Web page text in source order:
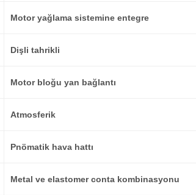
Motor yağlama sistemine entegre
Dişli tahrikli
Motor bloğu yan bağlantı
Atmosferik
Pnömatik hava hattı
Metal ve elastomer conta kombinasyonu